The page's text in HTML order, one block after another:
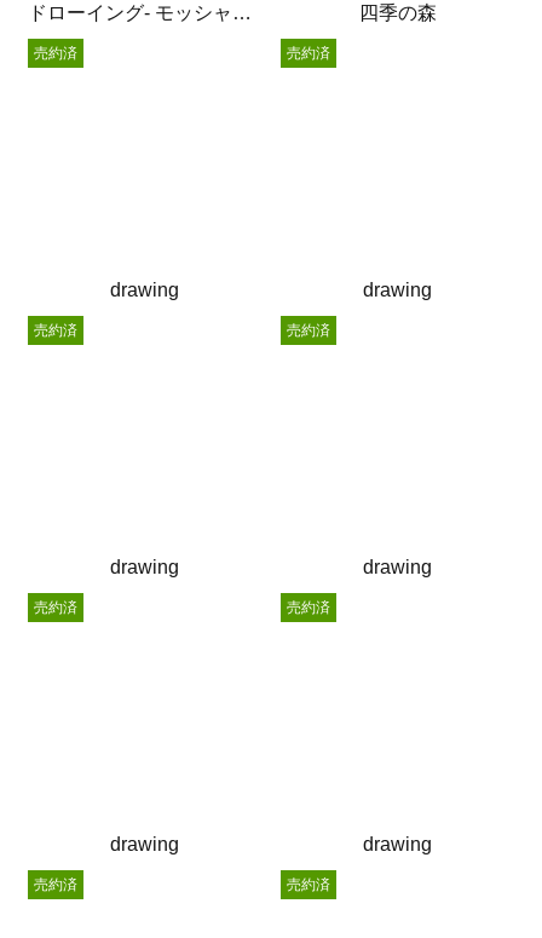
ドローイング- モッシャー – 四季の森
drawing
売約済
drawing
売約済
drawing
売約済
drawing
売約済
drawing
売約済
drawing
売約済
売約済 売約済